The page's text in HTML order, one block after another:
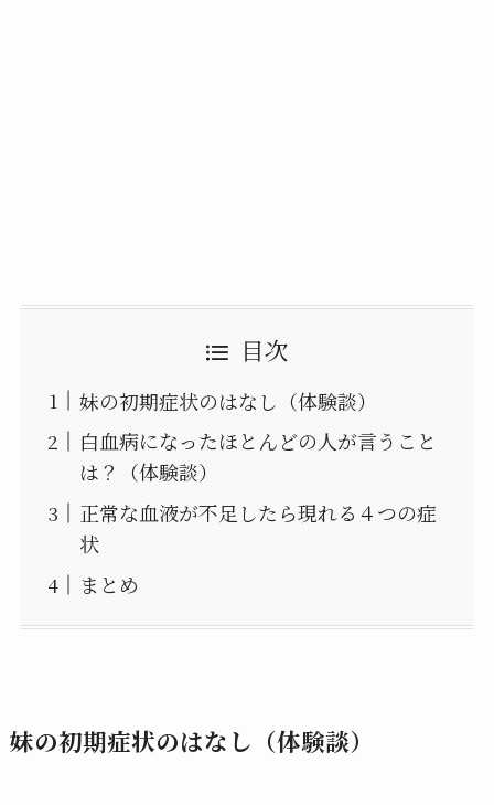
目次
妹の初期症状のはなし（体験談）
白血病になったほとんどの人が言うこと
は？（体験談）
正常な血液が不足したら現れる４つの症
状
まとめ
妹の初期症状のはなし（体験談）